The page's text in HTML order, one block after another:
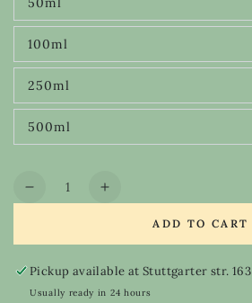
or
unavailable
Variant
sold
out
or
unavailable
100ml
Variant
sold
out
or
unavailable
250ml
Variant
sold
out
or
unavailable
500ml
Variant
sold
unavailable
Quantity
Decrease
Verbena
fragrance
Increase
Verbena
fragrance
ADD TO CART
Pickup available atStuttgarter str. 163
Usually ready in 24 hours